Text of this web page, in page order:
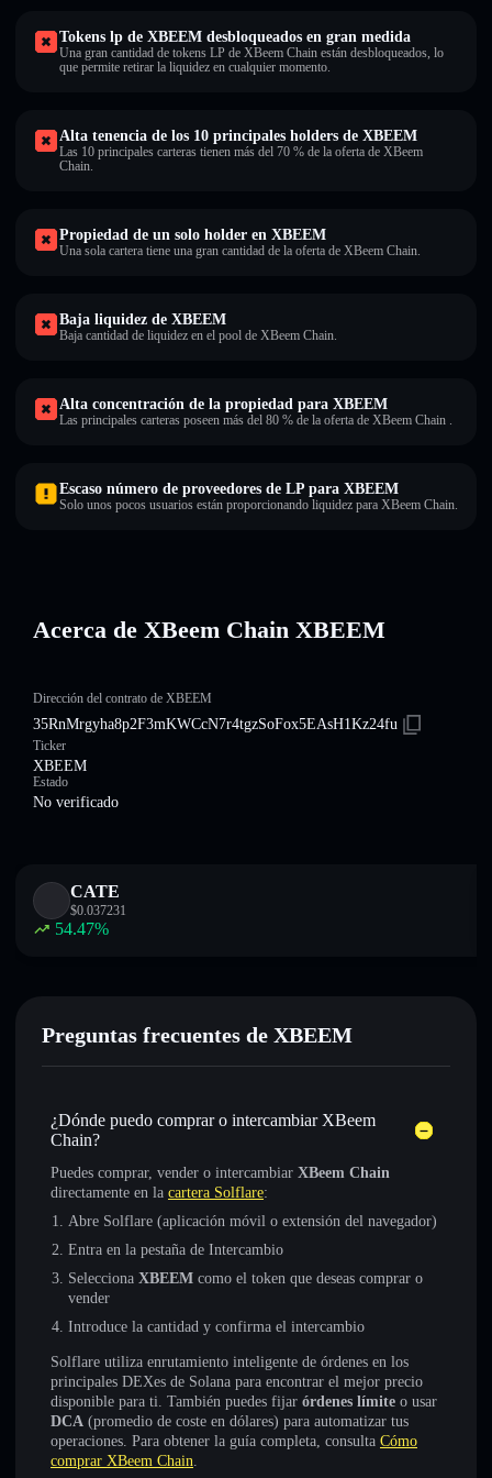
Tokens lp de XBEEM desbloqueados en gran medida
Una gran cantidad de tokens LP de XBeem Chain están desbloqueados, lo
que permite retirar la liquidez en cualquier momento.
Alta tenencia de los 10 principales holders de XBEEM
Las 10 principales carteras tienen más del 70 % de la oferta de XBeem
Chain.
Propiedad de un solo holder en XBEEM
Una sola cartera tiene una gran cantidad de la oferta de XBeem Chain.
Baja liquidez de XBEEM
Baja cantidad de liquidez en el pool de XBeem Chain.
Alta concentración de la propiedad para XBEEM
Las principales carteras poseen más del 80 % de la oferta de XBeem Chain .
Escaso número de proveedores de LP para XBEEM
Solo unos pocos usuarios están proporcionando liquidez para XBeem Chain.
Acerca de XBeem Chain XBEEM
Dirección del contrato de XBEEM
35RnMrgyha8p2F3mKWCcN7r4tgzSoFox5EAsH1Kz24fu
Ticker
XBEEM
Estado
No verificado
CATE
$0.037231
54.47%
Preguntas frecuentes de XBEEM
¿Dónde puedo comprar o intercambiar XBeem
Chain?
Puedes comprar, vender o intercambiar XBeem Chain
directamente en la cartera Solflare:
Abre Solflare (aplicación móvil o extensión del navegador)
Entra en la pestaña de Intercambio
Selecciona XBEEM como el token que deseas comprar o
vender
Introduce la cantidad y confirma el intercambio
Solflare utiliza enrutamiento inteligente de órdenes en los
principales DEXes de Solana para encontrar el mejor precio
disponible para ti. También puedes fijar órdenes límite o usar
DCA (promedio de coste en dólares) para automatizar tus
operaciones. Para obtener la guía completa, consulta Cómo
comprar XBeem Chain.